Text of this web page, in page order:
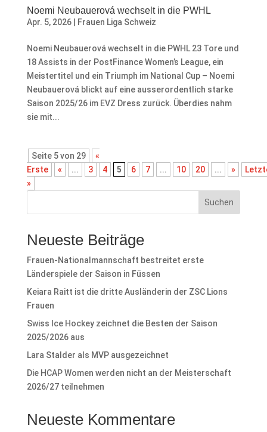
Noemi Neubauerová wechselt in die PWHL
Apr. 5, 2026| Frauen Liga Schweiz
Noemi Neubauerová wechselt in die PWHL 23 Tore und
18 Assists in der PostFinance Women’s League, ein
Meistertitel und ein Triumph im National Cup – Noemi
Neubauerová blickt auf eine ausserordentlich starke
Saison 2025/26 im EVZ Dress zurück. Überdies nahm
sie mit...
Seite 5 von 29
«
Erste
« ... 3 4 5 6 7 ... 10 20 ... »
»
Suchen
Neueste Beiträge
Frauen-Nationalmannschaft bestreitet erste
Länderspiele der Saison in Füssen
Keiara Raitt ist die dritte Ausländerin der ZSC Lions
Frauen
Swiss Ice Hockey zeichnet die Besten der Saison
2025/2026 aus
Lara Stalder als MVP ausgezeichnet
Die HCAP Women werden nicht an der Meisterschaft
2026/27 teilnehmen
Neueste Kommentare